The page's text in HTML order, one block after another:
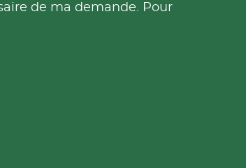
de ma demande. Pour